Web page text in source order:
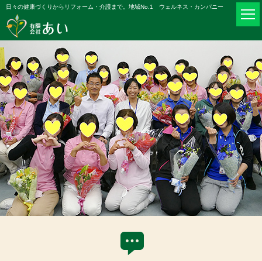
日々の健康づくりからリフォーム・介護まで。地域No.1 ウェルネス・カンパニー